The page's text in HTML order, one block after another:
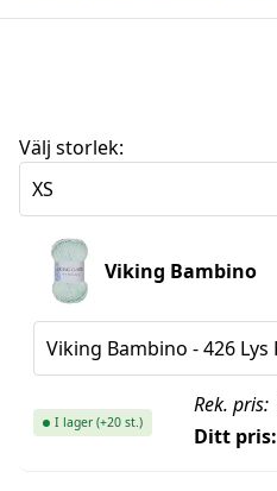
Välj storlek:
Viking Bambino
Rek. pris:
Ditt pris:
I lager (+20 st.)